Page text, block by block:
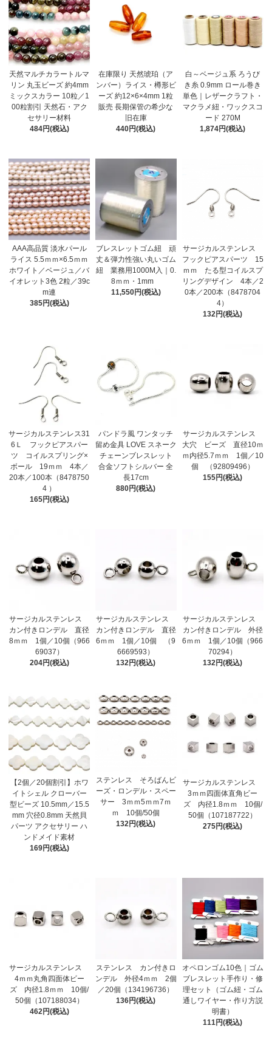
天然マルチカラートルマ
リン 丸玉ビーズ 約4mm
ミックスカラー 10粒／1
00粒割引 天然石・アク
セサリー材料
484円(税込)
在庫限り 天然琥珀（ア
ンバー）ライス・樽形ビ
ーズ 約12×6×4mm 1粒
販売 長期保管の希少な
旧在庫
440円(税込)
白～ベージュ系 ろうび
き糸 0.9mm ロール巻き
単色｜レザークラフト・
マクラメ紐・ワックスコ
ード 270M
1,874円(税込)
AAA高品質 淡水パール
ライス 5.5ｍｍ×6.5ｍｍ
ホワイト／ベージュ／バ
イオレット3色 2粒／39c
m連
385円(税込)
ブレスレットゴム紐 頑
丈＆弾力性強い丸いゴム
紐 業務用1000M入｜0.
8ｍｍ・1mm
11,550円(税込)
サージカルステンレス
フックピアスパーツ 15
ｍｍ たる型コイルスプ
リングデザイン 4本／2
0本／200本（8478704
4）
132円(税込)
サージカルステンレス31
6Ｌ フックピアスパー
ツ コイルスプリング×
ボール 19ｍｍ 4本／
20本／100本（8478750
4 ）
165円(税込)
パンドラ風 ワンタッチ
留め金具 LOVE スネーク
チェーンブレスレット
合金ソフトシルバー 全
長17cm
880円(税込)
サージカルステンレス
大穴 ビーズ 直径10ｍ
ｍ内径5.7ｍｍ 1個／10
個 （92809496）
155円(税込)
サージカルステンレス
カン付きロンデル 直径
8ｍｍ 1個／10個（966
69037）
204円(税込)
サージカルステンレス
カン付きロンデル 直径
6ｍｍ 1個／10個 （9
6669593）
132円(税込)
サージカルステンレス
カン付きロンデル 外径
6ｍｍ 1個／10個（966
70294）
132円(税込)
【2個／20個割引】ホワ
イトシェル クローバー
型ビーズ 10.5mm／15.5
mm 穴径0.8mm 天然貝
パーツ アクセサリー ハ
ンドメイド素材
169円(税込)
ステンレス そろばんビ
ーズ・ロンデル・スペー
サー 3ｍｍ5ｍｍ7ｍ
ｍ 10個/50個
132円(税込)
サージカルステンレス
3ｍｍ四面体直角ビー
ズ 内径1.8ｍｍ 10個/
50個（107187722）
275円(税込)
サージカルステンレス
4ｍｍ丸角四面体ビー
ズ 内径1.8ｍｍ 10個/
50個（107188034）
462円(税込)
ステンレス カン付きロ
ンデル 外径4ｍｍ 2個
／20個（134196736）
136円(税込)
オペロンゴム10色｜ゴム
ブレスレット手作り・修
理セット（ゴム紐・ゴム
通しワイヤー・作り方説
明書）
111円(税込)